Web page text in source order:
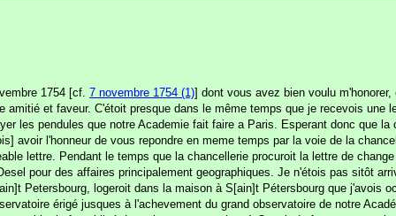
1754 [cf. 7 novembre 1754 (1)] dont vous avez bien voulu
et faveur. C'étoit presque dans le même temps que je recevois une
les pendules que notre Academie fait faire a Paris. Esperant donc que la
avoir l'honneur de vous repondre en meme temps par la voie de la
lettre. Pendant le temps que la chancellerie procuroit la lettre de
pour des affaires principalement geographiques. Je n'étois pas sitôt
Petersbourg, logeroit dans la maison à S[ain]t Pétersbourg que j'avois
érigé jusques à l'achevement du grand observatoire de notre